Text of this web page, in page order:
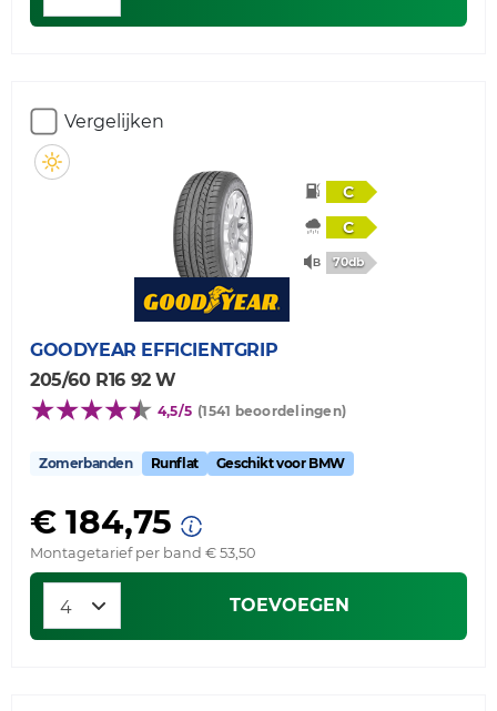
Vergelijken
C
C
70db
GOODYEAR EFFICIENTGRIP
205/60 R16 92 W
4,5/5 (1541 beoordelingen)
Zomerbanden Runflat Geschikt voor BMW
€ 184,75
Montagetarief per band € 53,50
TOEVOEGEN